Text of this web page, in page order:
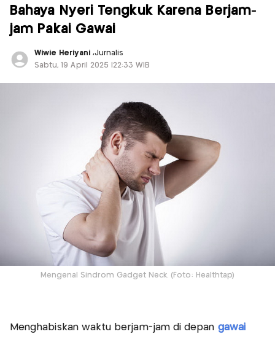
Bahaya Nyeri Tengkuk Karena Berjam-
jam Pakai Gawai
Wiwie Heriyani ,Jurnalis
Sabtu, 19 April 2025 |22:33 WIB
Mengenal Sindrom Gadget Neck. (Foto: Healthtap)
Menghabiskan waktu berjam-jam di depan gawai